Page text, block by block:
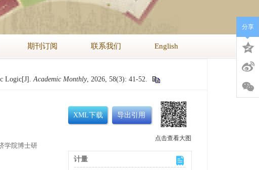
期刊订阅 联系我们 English
Logic[J].Academic Monthly, 2026, 58(3): 41-52.
学院博士研
XML下载 导出引用
点击查看大图
计量
分享